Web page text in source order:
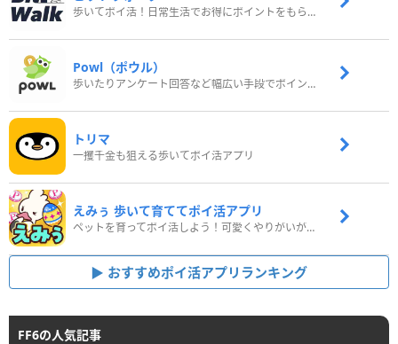
歩いてポイ活！日常生活でお得にポイントをもらおう
Powl（ポウル）
歩いたりアンケート回答など幅広い手段でポイントをゲット
トリマ
一攫千金も狙える歩いてポイ活アプリ
えみぅ 歩いて育ててポイ活アプリ
ペットを育ってポイ活しよう！可愛くやりがいがある新感覚アプリ
おすすめポイ活アプリランキング
FF6の人気記事